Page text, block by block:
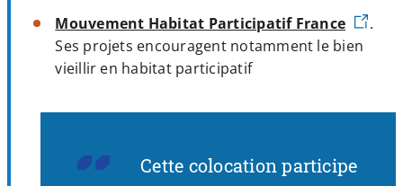
Mouvement Habitat Participatif France
.
Ses projets encouragent notamment le bien
vieillir en habitat participatif
Cette colocation participe